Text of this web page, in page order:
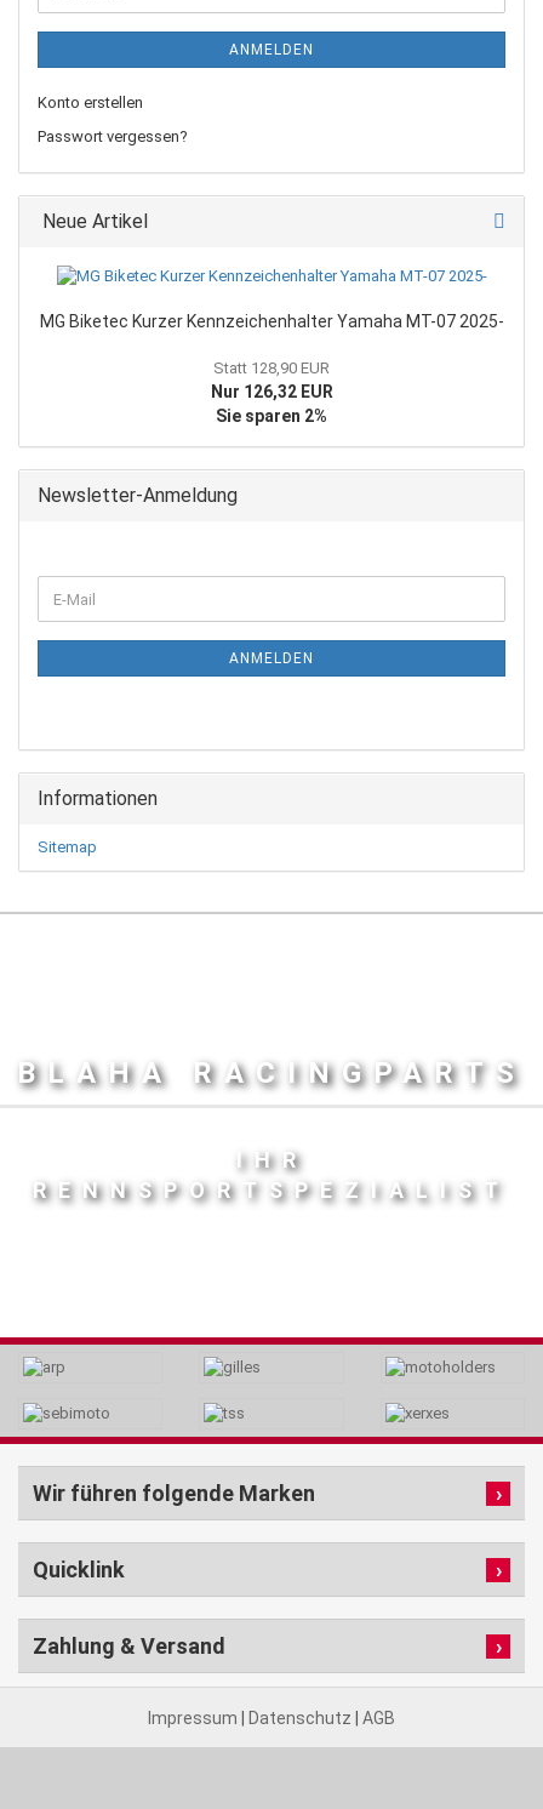
ANMELDEN
Konto erstellen
Passwort vergessen?
Neue Artikel
MG Biketec Kurzer Kennzeichenhalter Yamaha MT-07 2025-
Statt 128,90 EUR
Nur 126,32 EUR
Sie sparen 2%
Newsletter-Anmeldung
ZUR
E-
Mail
ANMELDEN
Informationen
Sitemap
BLAHA RACINGPARTS
IHR
RENNSPORTSPEZIALIST
Wir führen folgende Marken
Quicklink
Zahlung & Versand
Impressum Datenschutz AGB